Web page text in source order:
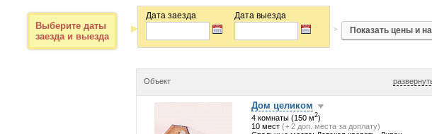
Выберите даты
заезда и выезда
Дата заезда Дата выезда
>
Объект
Дом целиком
4 комнаты (150 м2)
10 мест (+ 2 доп. места за доплату)